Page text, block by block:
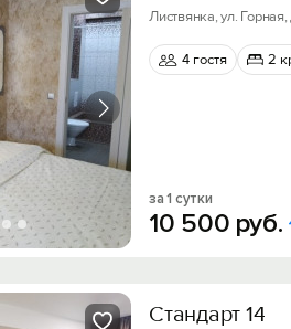
Листвянка, ул. Горная,
4 гостя 2
за 1 сутки
10 500 руб.
Стандарт 14